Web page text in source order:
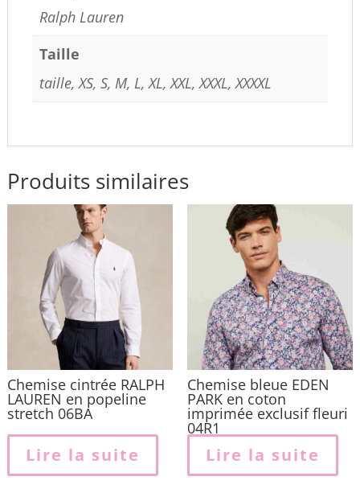
Ralph Lauren
Taille
taille, XS, S, M, L, XL, XXL, XXXL, XXXXL
Produits similaires
Chemise cintrée RALPH
LAUREN en popeline
stretch 06BA
Lire la suite
Chemise bleue EDEN
PARK en coton
imprimée exclusif fleuri
04R1
Lire la suite